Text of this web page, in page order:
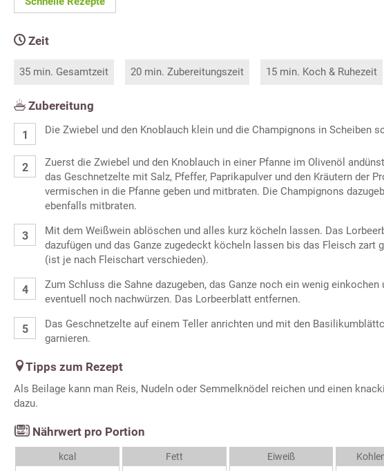
Zeit
35 min. Gesamtzeit 20 min. Zubereitungszeit 15 min. Koch & Ruhezeit
Zubereitung
Die Zwiebel und den Knoblauch klein und die Champignons in Scheiben
Zuerst die Zwiebel und den Knoblauch in einer Pfanne im Olivenöl
das Geschnetzelte mit Salz, Pfeffer, Paprikapulver und den Kräutern der
vermischen in die Pfanne geben und mitbraten. Die Champignons
ebenfalls mitbraten.
Mit dem Weißwein ablöschen und alles kurz köcheln lassen. Das
dazufügen und das Ganze zugedeckt köcheln lassen bis das Fleisch zart
(ist je nach Fleischart verschieden).
Zum Schluss die Sahne dazugeben, das Ganze noch ein wenig einkochen
eventuell noch nachwürzen. Das Lorbeerblatt entfernen.
Das Geschnetzelte auf einem Teller anrichten und mit den
garnieren.
Tipps zum Rezept
Als Beilage kann man Reis, Nudeln oder Semmelknödel reichen und einen
dazu.
Nährwert pro Portion
kcal
Fett
Eiweiß